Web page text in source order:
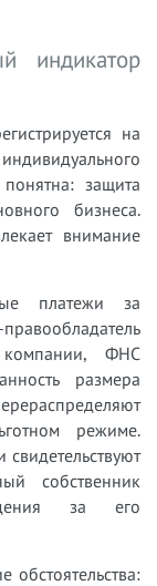
индикатор
на
защита
бизнеса.
внимание
платежи за
компании, ФНС
размера
режиме.
собственник
за его